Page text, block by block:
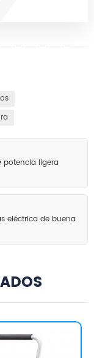
potencia ligera
eléctrica de buena